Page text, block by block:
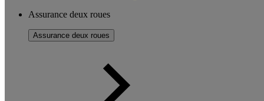
Assurance deux roues
Assurance deux roues